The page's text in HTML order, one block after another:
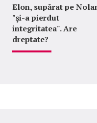
Elon, supărat pe
"şi-a pierdut
integritatea". Are
dreptate?